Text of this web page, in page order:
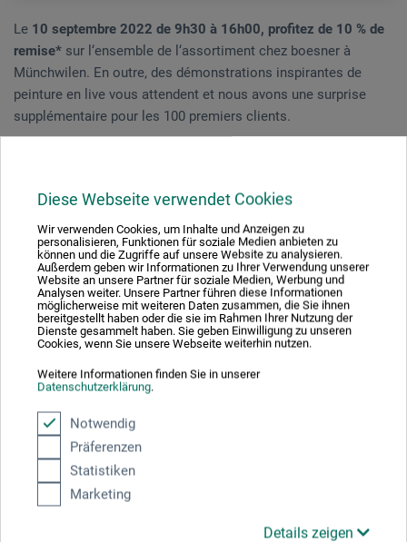
Diese Webseite verwendet Cookies
Wir verwenden Cookies, um Inhalte und Anzeigen zu
personalisieren, Funktionen für soziale Medien anbieten zu
können und die Zugriffe auf unsere Website zu analysieren.
Außerdem geben wir Informationen zu Ihrer Verwendung unserer
Website an unsere Partner für soziale Medien, Werbung und
Analysen weiter. Unsere Partner führen diese Informationen
möglicherweise mit weiteren Daten zusammen, die Sie ihnen
bereitgestellt haben oder die sie im Rahmen Ihrer Nutzung der
Dienste gesammelt haben. Sie geben Einwilligung zu unseren
Cookies, wenn Sie unsere Webseite weiterhin nutzen.
Weitere Informationen finden Sie in unserer
Datenschutzerklärung.
Notwendig
Präferenzen
Statistiken
Marketing
Details zeigen
Le 10 septembre 2022 de 9h30 à 16h00, profitez de 10 % de
remise* sur l‘ensemble de l‘assortiment chez boesner à
Münchwilen. En outre, des démonstrations inspirantes de
peinture en live vous attendent et nous avons une surprise
supplémentaire pour les 100 premiers clients.
* Valable lors d’achats à Münchwilen, pas d’envoi. Sans
possibilité de réservations. Non valable pour les fours, les
stages et les bons. Non transmissible et non cumulable avec
d’autres avantages, rabais et réductions de prix.
Veranstaltungsdatum
09:30 - 16:00 Uhr
Sie schauen derzeitig auf eine vergangene
Veranstaltung